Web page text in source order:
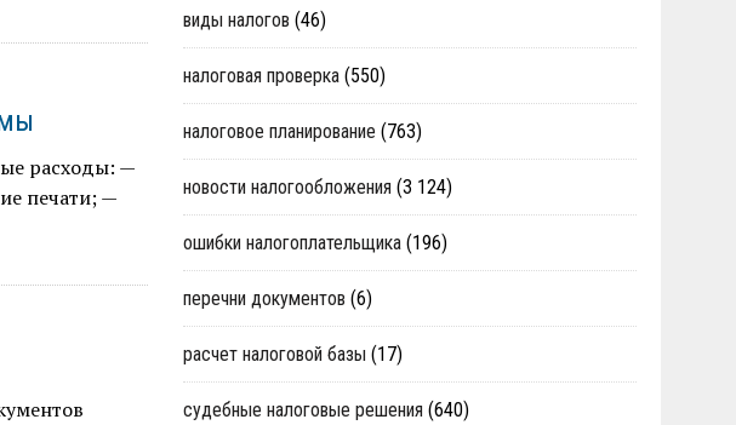
расходы: —
печати; —
виды налогов (46)
налоговая проверка (550)
налоговое планирование (763)
новости налогообложения (3 124)
ошибки налогоплательщика (196)
перечни документов (6)
расчет налоговой базы (17)
судебные налоговые решения (640)